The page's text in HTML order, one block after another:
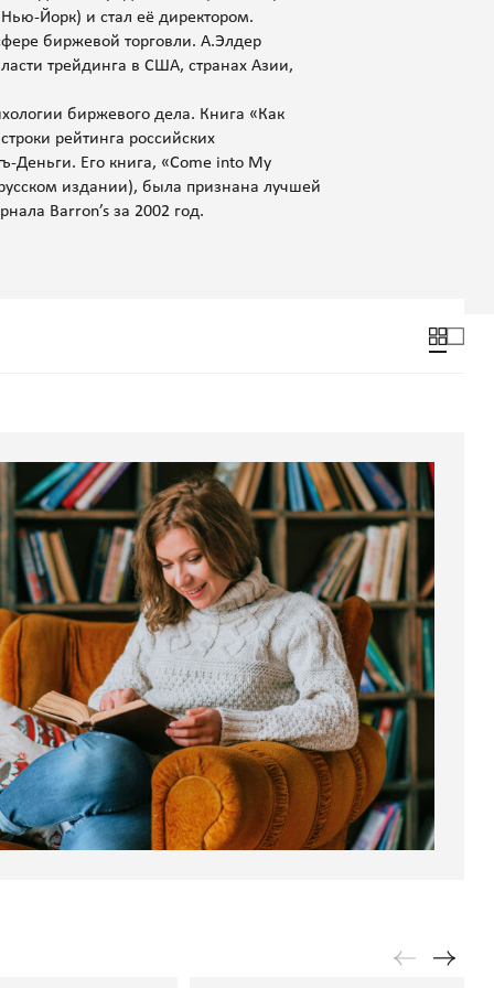
Йорк) и стал её директором.
биржевой торговли. А.Элдер
трейдинга в США, странах Азии,
биржевого дела. Книга «Как
рейтинга российских
Деньги. Его книга, «Come into My
издании), была признана лучшей
Barron’s за 2002 год.